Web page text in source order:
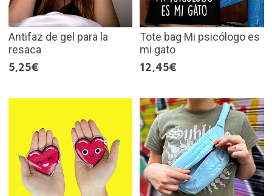
Antifaz de gel para la
resaca
5,25€
Tote bag Mi psicólogo es
mi gato
12,45€